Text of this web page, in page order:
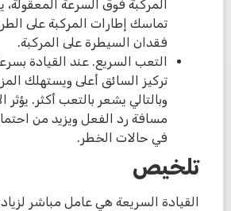
المركبة فوق السرعة
تماسك إطارات المركبة على
فقدان السيطرة على المركبة.
التعب السريع. عند القيادة
تركيز السائق أعلى ويستهلك
وبالتالي يشعر بالتعب أكثر. يؤثر
مسافة رد الفعل ويزيد من
في حالات الخطر.
تلخيص
القيادة السريعة هي عامل مباشر